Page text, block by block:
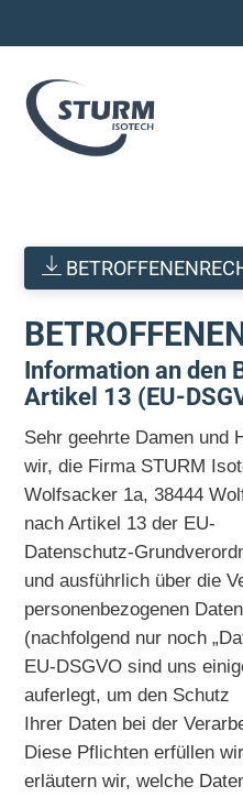
to
Information an den
Artikel 13 (EU-
Sehr geehrte Damen und
wir, die Firma STURM
Wolfsacker 1a, 38444
nach Artikel 13 der EU-
Datenschutz-
und ausführlich über die
personenbezogenen Daten
(nachfolgend nur noch
EU-DSGVO sind uns
auferlegt, um den Schutz
Ihrer Daten bei der
Diese Pflichten erfüllen
erläutern wir, welche